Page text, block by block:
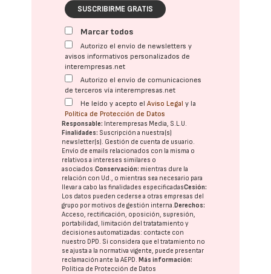
SUSCRIBIRME GRATIS
Marcar todos
Autorizo el envío de newsletters y
avisos informativos personalizados de
interempresas.net
Autorizo el envío de comunicaciones
de terceros vía interempresas.net
He leído y acepto elAviso Legal y la
Política de Protección de Datos
Responsable: Interempresas Media, S.L.U.
Finalidades: Suscripción a nuestra(s)
newsletter(s). Gestión de cuenta de usuario.
Envío de emails relacionados con la misma o
relativos a intereses similares o
asociados.Conservación: mientras dure la
relación con Ud., o mientras sea necesario para
llevar a cabo las finalidades especificadasCesión:
Los datos pueden cederse a otras empresas del
grupo por motivos de gestión interna. Derechos:
Acceso, rectificación, oposición, supresión,
portabilidad, limitación del tratatamiento y
decisiones automatizadas: contacte con
nuestro DPD. Si considera que el tratamiento no
se ajusta a la normativa vigente, puede presentar
reclamación ante laAEPD. Más información:
Política de Protección de Datos